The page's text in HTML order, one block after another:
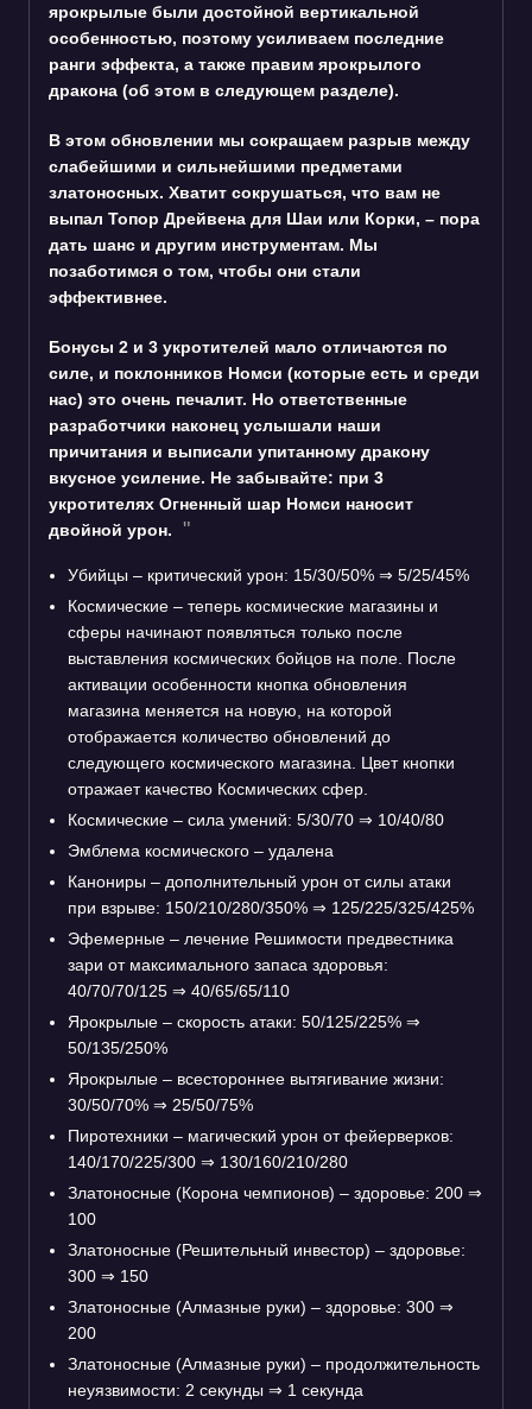
ярокрылые были достойной вертикальной
особенностью, поэтому усиливаем последние
ранги эффекта, а также правим ярокрылого
дракона (об этом в следующем разделе).
В этом обновлении мы сокращаем разрыв между
слабейшими и сильнейшими предметами
златоносных. Хватит сокрушаться, что вам не
выпал Топор Дрейвена для Шаи или Корки, – пора
дать шанс и другим инструментам. Мы
позаботимся о том, чтобы они стали
эффективнее.
Бонусы 2 и 3 укротителей мало отличаются по
силе, и поклонников Номси (которые есть и среди
нас) это очень печалит. Но ответственные
разработчики наконец услышали наши
причитания и выписали упитанному дракону
вкусное усиление. Не забывайте: при 3
укротителях Огненный шар Номси наносит
двойной урон.
Убийцы – критический урон: 15/30/50% ⇒ 5/25/45%
Космические – теперь космические магазины и
сферы начинают появляться только после
выставления космических бойцов на поле. После
активации особенности кнопка обновления
магазина меняется на новую, на которой
отображается количество обновлений до
следующего космического магазина. Цвет кнопки
отражает качество Космических сфер.
Космические – сила умений: 5/30/70 ⇒ 10/40/80
Эмблема космического – удалена
Канониры – дополнительный урон от силы атаки
при взрыве: 150/210/280/350% ⇒ 125/225/325/425%
Эфемерные – лечение Решимости предвестника
зари от максимального запаса здоровья:
40/70/70/125 ⇒ 40/65/65/110
Ярокрылые – скорость атаки: 50/125/225% ⇒
50/135/250%
Ярокрылые – всестороннее вытягивание жизни:
30/50/70% ⇒ 25/50/75%
Пиротехники – магический урон от фейерверков:
140/170/225/300 ⇒ 130/160/210/280
Златоносные (Корона чемпионов) – здоровье: 200 ⇒
100
Златоносные (Решительный инвестор) – здоровье:
300 ⇒ 150
Златоносные (Алмазные руки) – здоровье: 300 ⇒
200
Златоносные (Алмазные руки) – продолжительность
неуязвимости: 2 секунды ⇒ 1 секунда